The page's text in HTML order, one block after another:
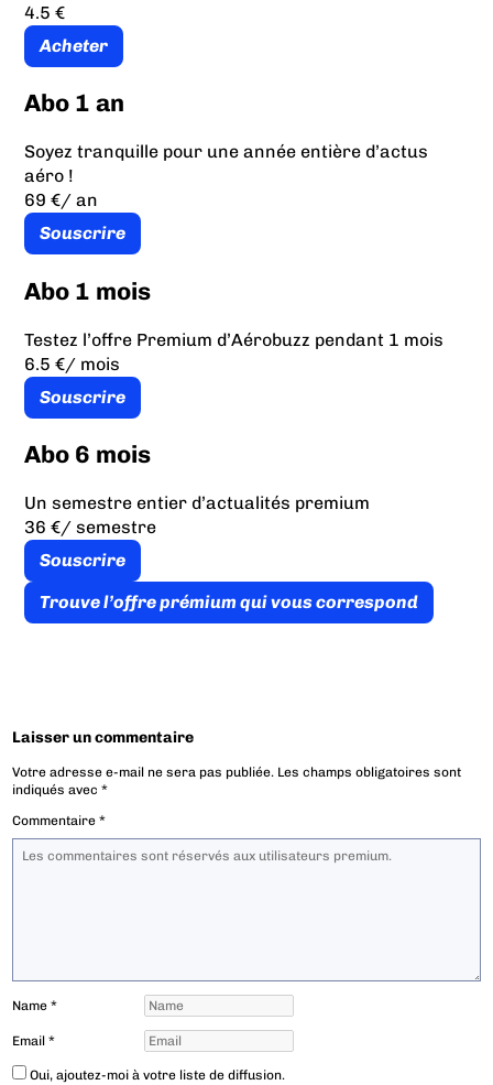
4.5 €
Acheter
Abo 1 an
Soyez tranquille pour une année entière d’actus
aéro !
69 €/ an
Souscrire
Abo 1 mois
Testez l’offre Premium d’Aérobuzz pendant 1 mois
6.5 €/ mois
Souscrire
Abo 6 mois
Un semestre entier d’actualités premium
36 €/ semestre
Souscrire
Trouve l’offre prémium qui vous correspond
Laisser un commentaire
Votre adresse e-mail ne sera pas publiée. Les champs obligatoires sont
indiqués avec*
Commentaire*
Name*
Email*
Oui, ajoutez-moi à votre liste de diffusion.